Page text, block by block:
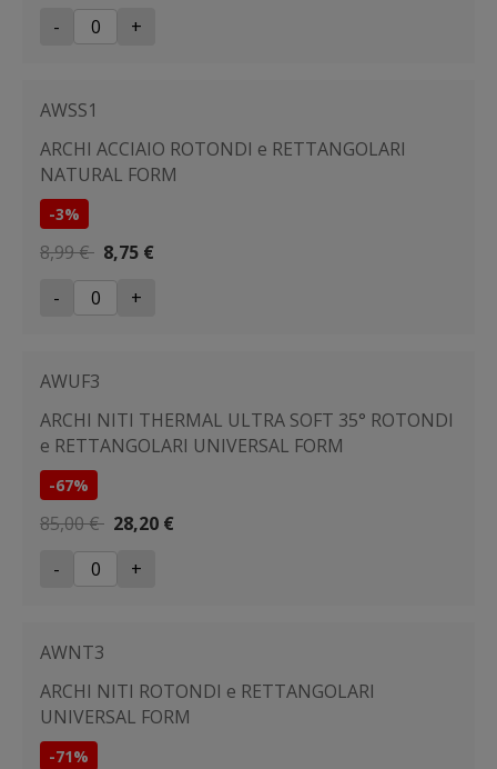
-
+
AWSS1
ARCHI ACCIAIO ROTONDI e RETTANGOLARI
NATURAL FORM
-3%
8,99 € 8,75 €
-
+
AWUF3
ARCHI NITI THERMAL ULTRA SOFT 35° ROTONDI
e RETTANGOLARI UNIVERSAL FORM
-67%
85,00 € 28,20 €
-
+
AWNT3
ARCHI NITI ROTONDI e RETTANGOLARI
UNIVERSAL FORM
-71%